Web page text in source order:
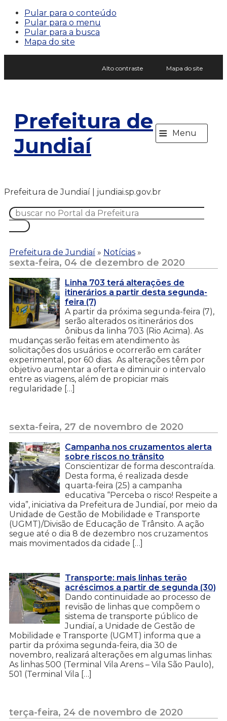
Pular para o conteúdo
Pular para o menu
Pular para a busca
Mapa do site
Alto contraste Mapa do site
Prefeitura de
Jundiaí
≡ Menu
Prefeitura de Jundiaí | jundiai.sp.gov.br
Prefeitura de Jundiaí » Notícias »
sexta-feira, 04 de dezembro de 2020
Linha 703 terá alterações de
itinerários a partir desta segunda-
feira (7)
A partir da próxima segunda-feira (7),
serão alterados os itinerários dos
ônibus da linha 703 (Rio Acima). As
mudanças serão feitas em atendimento às
solicitações dos usuários e ocorrerão em caráter
experimental, por 60 dias. As alterações têm por
objetivo aumentar a oferta e diminuir o intervalo
entre as viagens, além de propiciar mais
regularidade […]
sexta-feira, 27 de novembro de 2020
Campanha nos cruzamentos alerta
sobre riscos no trânsito
Conscientizar de forma descontraída.
Desta forma, é realizada desde
quarta-feira (25) a campanha
educativa “Perceba o risco! Respeite a
vida”, iniciativa da Prefeitura de Jundiaí, por meio da
Unidade de Gestão de Mobilidade e Transporte
(UGMT)/Divisão de Educação de Trânsito. A ação
segue até o dia 8 de dezembro nos cruzamentos
mais movimentados da cidade […]
Transporte: mais linhas terão
acréscimos a partir de segunda (30)
Dando continuidade ao processo de
revisão de linhas que compõem o
sistema de transporte público de
Jundiaí, a Unidade de Gestão de
Mobilidade e Transporte (UGMT) informa que a
partir da próxima segunda-feira, dia 30 de
novembro, realizará alterações em algumas linhas:
As linhas 500 (Terminal Vila Arens – Vila São Paulo),
501 (Terminal Vila […]
terça-feira, 24 de novembro de 2020